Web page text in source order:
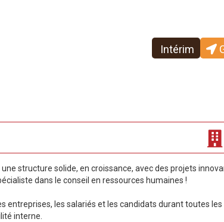
Intérim
structure solide, en croissance, avec des projets
dans le conseil en ressources humaines !
entreprises, les salariés et les candidats durant toutes
interne.